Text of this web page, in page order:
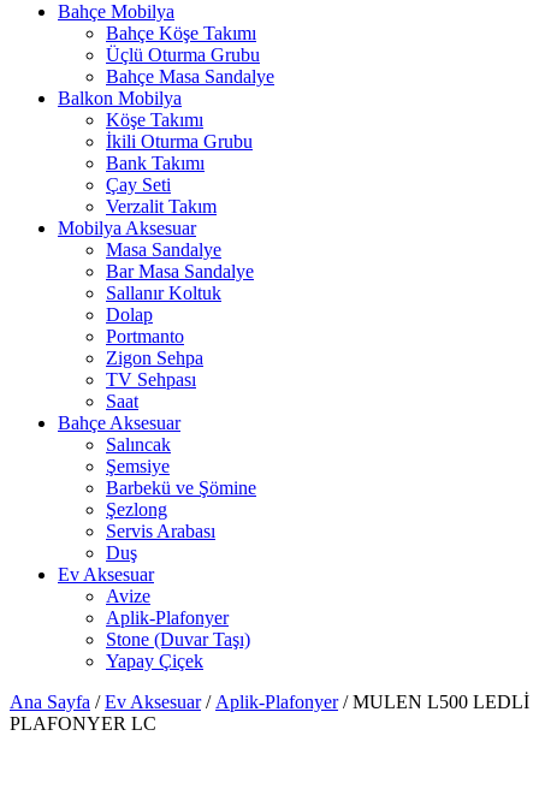
Bahçe Mobilya
Bahçe Köşe Takımı
Üçlü Oturma Grubu
Bahçe Masa Sandalye
Balkon Mobilya
Köşe Takımı
İkili Oturma Grubu
Bank Takımı
Çay Seti
Verzalit Takım
Mobilya Aksesuar
Masa Sandalye
Bar Masa Sandalye
Sallanır Koltuk
Dolap
Portmanto
Zigon Sehpa
TV Sehpası
Saat
Bahçe Aksesuar
Salıncak
Şemsiye
Barbekü ve Şömine
Şezlong
Servis Arabası
Duş
Ev Aksesuar
Avize
Aplik-Plafonyer
Stone (Duvar Taşı)
Yapay Çiçek
Ana Sayfa /Ev Aksesuar/ Aplik-Plafonyer/ MULEN L500 LEDLİ
PLAFONYER LC